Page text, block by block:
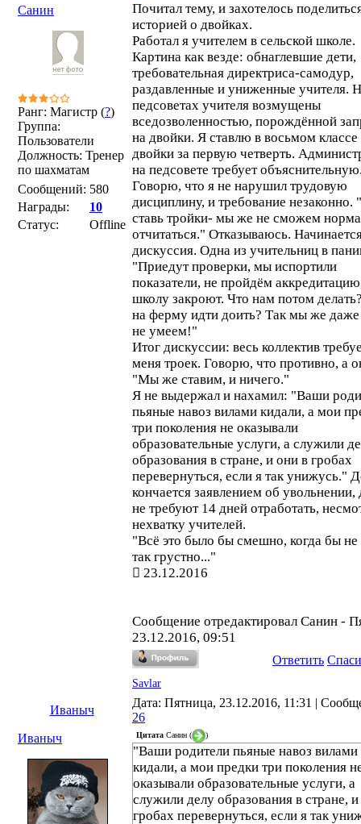
Санин
Ранг: Магистр (?)
Группа:
Пользователи
Должность: Тренер
по шахматам
Сообщений: 580
Награды:
10
Статус:
Offline
Почитал тему, и захотелось
историей о двойках.
Работал я учителем в сельской школе.
Картина как везде: обнаглевшие дети,
требовательная директриса-самодур,
раздавленные и униженные учителя.
педсоветах учителя возмущены
вседозволенностью, порождённой
на двойки. Я ставлю в восьмом классе
двойки за первую четверть.
на педсовете требует
Говорю, что я не нарушил трудовую
дисциплину, и требование незаконно.
ставь тройки- мы же не сможем
отчитаться." Отказываюсь.
дискуссия. Одна из учительниц в
"Приедут проверки, мы испортили
показатели, не пройдём
школу закроют. Что нам потом
на ферму идти доить? Так мы же даже
не умеем!"
Итог дискуссии: весь коллектив
меня троек. Говорю, что противно, а
"Мы же ставим, и ничего."
Я не выдержал и нахамил: "Ваши
пьяные навоз вилами кидали, а мои
три поколения не оказывали
образовательные услуги, а служили
образования в стране, и они в гробах
перевернуться, если я так унижусь."
кончается заявлением об увольнении,
не требуют 14 дней отработать,
нехватку учителей.
"Всё это было бы смешно, когда бы
так грустно..."
23.12.2016
Сообщение отредактировал Санин -
23.12.2016, 09:51
Ответить
Savlar
Иваныч
Дата: Пятница, 23.12.2016, 11:31 |
26
Иваныч
Цитата Санин ( )
"Ваши родители пьяные навоз вилами
кидали, а мои предки три поколения
оказывали образовательные услуги, а
служили делу образования в стране,
гробах перевернуться, если я так